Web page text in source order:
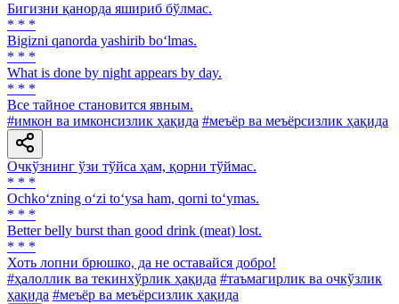
Бигизни қанорда яшириб бўлмас.
* * *
Bigizni qanorda yashirib bo‘lmas.
* * *
What is done by night appears by day.
* * *
Все тайное становится явным.
#имкон ва имконсизлик ҳақида #меъёр ва меъёрсизлик ҳақида
Очкўзнинг ўзи тўйса ҳам, қорни тўймас.
* * *
Ochko‘zning o‘zi to‘ysa ham, qorni to‘ymas.
* * *
Better belly burst than good drink (meat) lost.
* * *
Хоть лопни брюшко, да не оставайся добро!
#ҳалоллик ва текинхўрлик ҳақида #таъмагирлик ва очкўзлик
ҳақида #меъёр ва меъёрсизлик ҳақида